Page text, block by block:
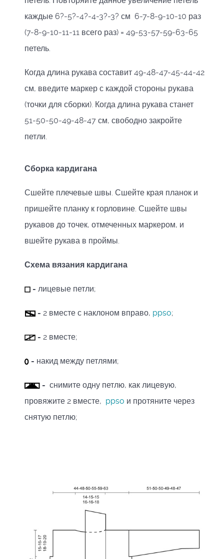
каждые 6?-5?-4?-4-3?-3? см 6-7-8-9-10-10 раз
(7-8-9-10-11-11 всего раз) = 49-53-57-59-63-65
петель.
Когда длина рукава составит 49-48-47-45-44-42
см, введите маркер с каждой стороны рукава
(точки для сборки). Когда длина рукава станет
51-50-50-49-48-47 см, свободно закройте
петли.
Сборка кардигана
Сшейте плечевые швы. Сшейте края планок и
пришейте планку к горловине. Сшейте швы
рукавов до точек, отмеченных маркером, и
вшейте рукава в проймы.
Схема вязания кардигана
- лицевые петли;
- 2 вместе с наклоном вправо, ppso;
- 2 вместе;
- накид между петлями;
- снимите одну петлю, как лицевую,
провяжите 2 вместе, ppso и протяните через
снятую петлю;